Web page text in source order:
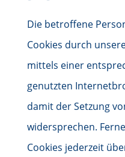
Die betroffene
Cookies durch
mittels einer
genutzten
damit der Setzung
widersprechen.
Cookies jederzeit